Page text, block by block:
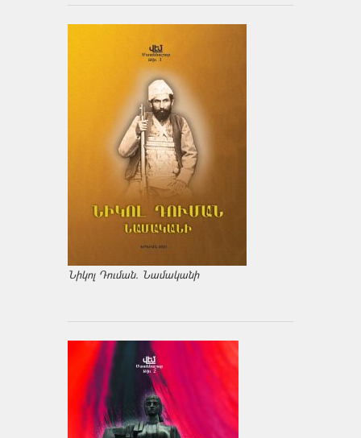
Նիկոլ Դուման. Նամականի